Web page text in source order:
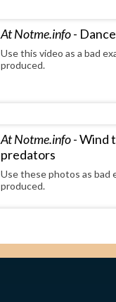
At Notme.info-
Use this video as a bad
produced.
At Notme.info- Wind
predators
Use these photos as bad
produced.